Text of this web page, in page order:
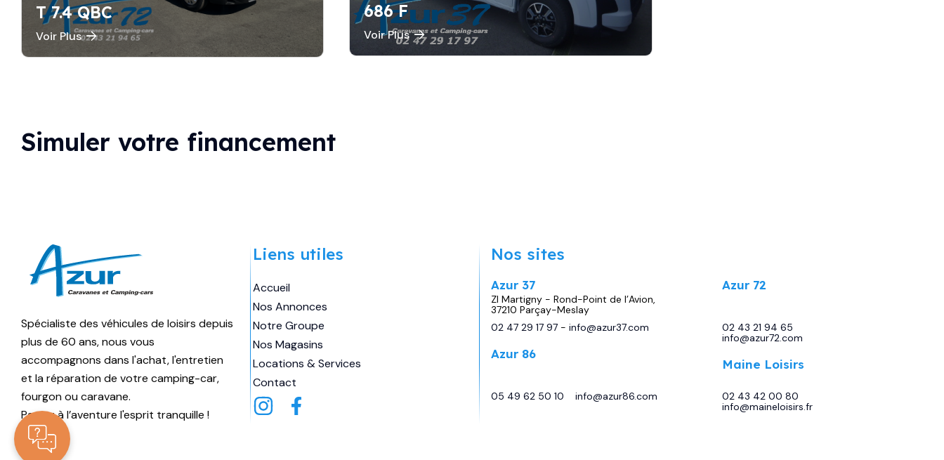
Voir Plus
T 7.4 QBC
Couchages
Places 4
Prix: 60 990€ 59 990
Voir Plus
686 F
59 990€
Simuler votre financement
Spécialiste des véhicules de loisirs depuis
plus de 60 ans, nous vous
accompagnons dans l'achat, l'entretien
et la réparation de votre camping-car,
fourgon ou caravane.
Partez à l’aventure l'esprit tranquille !
Liens utiles
Accueil
Nos Annonces
Notre Groupe
Nos Magasins
Locations & Services
Contact
Nos sites
Azur 37
ZI Martigny - Rond-Point de l’Avion,
37210 Parçay-Meslay
02 47 29 17 97- info@azur37.com
Azur 86
05 49 62 50 10
info@azur86.com
Azur 72
02 43 21 94 65
info@azur72.com
Maine Loisirs
02 43 42 00 80
info@maineloisirs.fr